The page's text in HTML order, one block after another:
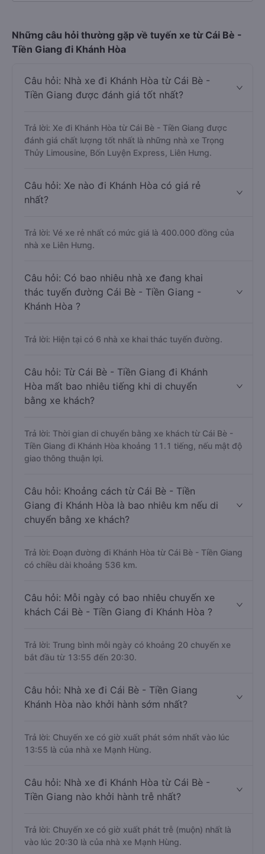
Những câu hỏi thường gặp về tuyến xe từ Cái Bè -
Tiền Giang đi Khánh Hòa
Câu hỏi: Nhà xe đi Khánh Hòa từ Cái Bè -
Tiền Giang được đánh giá tốt nhất?
Trả lời: Xe đi Khánh Hòa từ Cái Bè - Tiền Giang được
đánh giá chất lượng tốt nhất là những nhà xe Trọng
Thủy Limousine, Bốn Luyện Express, Liên Hưng.
Câu hỏi: Xe nào đi Khánh Hòa có giá rẻ
nhất?
Trả lời: Vé xe rẻ nhất có mức giá là 400.000 đồng của
nhà xe Liên Hưng.
Câu hỏi: Có bao nhiêu nhà xe đang khai
thác tuyến đường Cái Bè - Tiền Giang -
Khánh Hòa ?
Trả lời: Hiện tại có 6 nhà xe khai thác tuyến đường.
Câu hỏi: Từ Cái Bè - Tiền Giang đi Khánh
Hòa mất bao nhiêu tiếng khi di chuyển
bằng xe khách?
Trả lời: Thời gian di chuyển bằng xe khách từ Cái Bè -
Tiền Giang đi Khánh Hòa khoảng 11.1 tiếng, nếu mật độ
giao thông thuận lợi.
Câu hỏi: Khoảng cách từ Cái Bè - Tiền
Giang đi Khánh Hòa là bao nhiêu km nếu di
chuyển bằng xe khách?
Trả lời: Đoạn đường đi Khánh Hòa từ Cái Bè - Tiền Giang
có chiều dài khoảng 536 km.
Câu hỏi: Mỗi ngày có bao nhiêu chuyến xe
khách Cái Bè - Tiền Giang đi Khánh Hòa ?
Trả lời: Trung bình mỗi ngày có khoảng 20 chuyến xe
bắt đầu từ 13:55 đến 20:30.
Câu hỏi: Nhà xe đi Cái Bè - Tiền Giang
Khánh Hòa nào khởi hành sớm nhất?
Trả lời: Chuyến xe có giờ xuất phát sớm nhất vào lúc
13:55 là của nhà xe Mạnh Hùng.
Câu hỏi: Nhà xe đi Khánh Hòa từ Cái Bè -
Tiền Giang nào khởi hành trễ nhất?
Trả lời: Chuyến xe có giờ xuất phát trễ (muộn) nhất là
vào lúc 20:30 là của nhà xe Mạnh Hùng.